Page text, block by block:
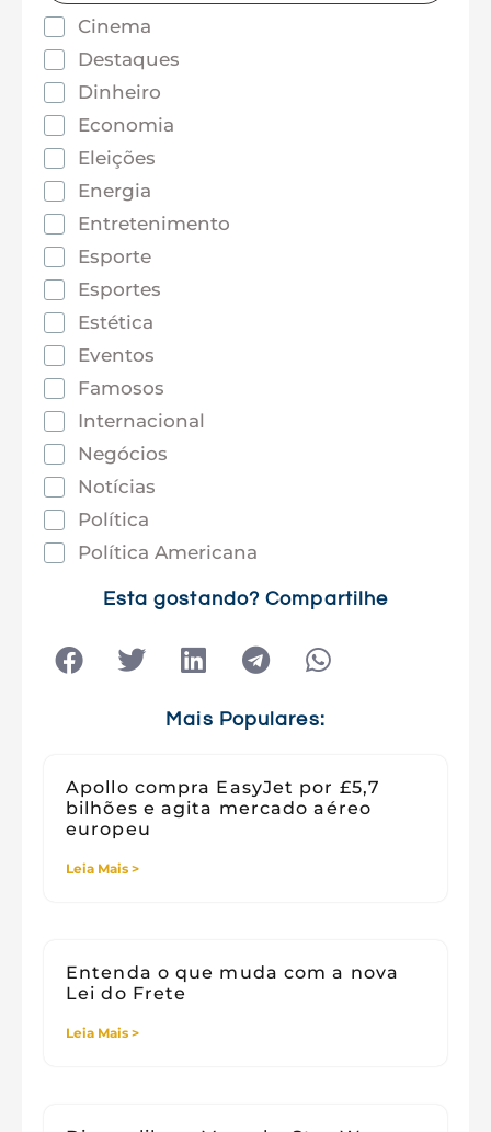
Cinema
Destaques
Dinheiro
Economia
Eleições
Energia
Entretenimento
Esporte
Esportes
Estética
Eventos
Famosos
Internacional
Negócios
Notícias
Política
Política Americana
Tecnologia
Esta gostando? Compartilhe
Mais Populares:
Apollo compra EasyJet por £5,7
bilhões e agita mercado aéreo
europeu
Leia Mais >
Entenda o que muda com a nova
Lei do Frete
Leia Mais >